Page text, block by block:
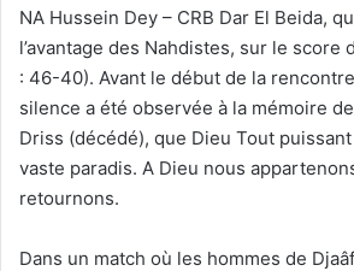
NA Hussein Dey – CRB Dar El Beida,
l’avantage des Nahdistes, sur le score
: 46-40). Avant le début de la
silence a été observée à la mémoire
Driss (décédé), que Dieu Tout puissant
vaste paradis. A Dieu nous
retournons.
Dans un match où les hommes de